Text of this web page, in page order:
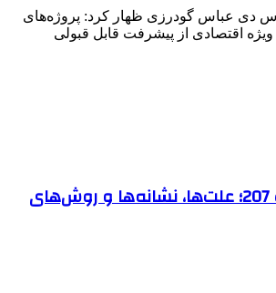
دی عباس گودرزی ظهار کرد: پروژه‌های
اقتصادی از پیشرفت قابل قبولی
خرابی ریموت 207؛ علت‌ها، نشانه‌ها و روش‌های